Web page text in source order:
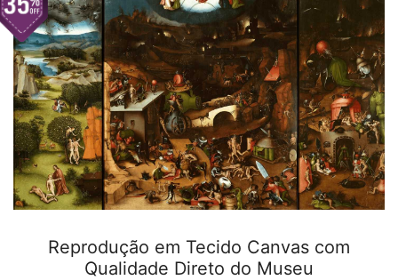
Reprodução em Tecido Canvas com
Qualidade Direto do Museu